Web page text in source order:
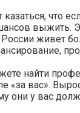
что
выжить.
живет
найти
«за вас».
они у вас